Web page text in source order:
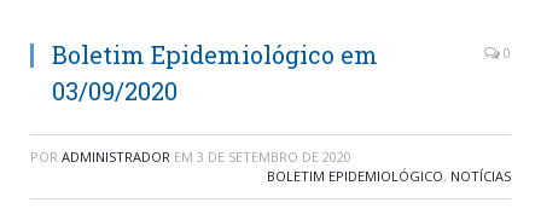
Boletim Epidemiológico em
03/09/2020
0
POR ADMINISTRADOR EM 3 DE SETEMBRO DE 2020
BOLETIM EPIDEMIOLÓGICO, NOTÍCIAS